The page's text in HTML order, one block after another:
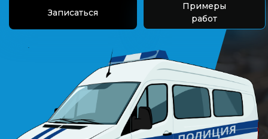
Записаться
Примеры
работ